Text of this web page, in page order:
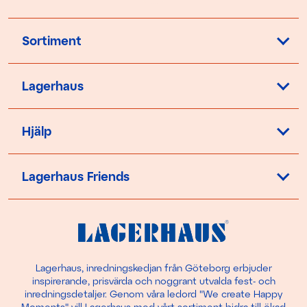
Sortiment
Lagerhaus
Hjälp
Lagerhaus Friends
Lagerhaus, inredningskedjan från Göteborg erbjuder
inspirerande, prisvärda och noggrant utvalda fest- och
inredningsdetaljer. Genom våra ledord "We create Happy